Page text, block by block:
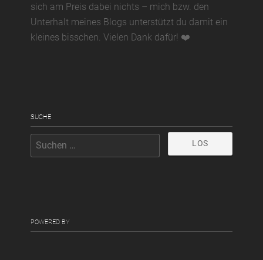
sich am Preis dabei nichts – mich bzw. den
Unterhalt meines Blogs unterstützt du damit ein
kleines bisschen. Vielen Dank dafür! ❤️
SUCHE
POWERED BY